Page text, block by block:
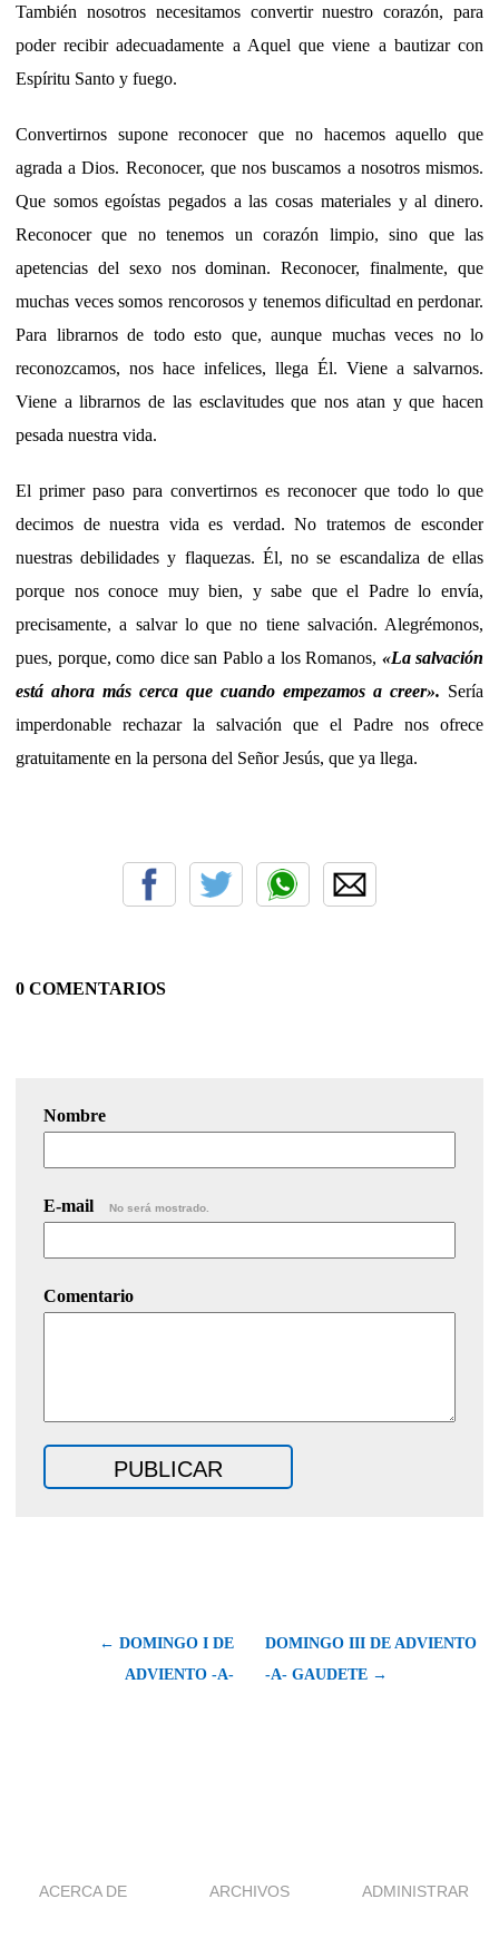
También nosotros necesitamos convertir nuestro corazón, para
poder recibir adecuadamente a Aquel que viene a bautizar con
Espíritu Santo y fuego.
Convertirnos supone reconocer que no hacemos aquello que
agrada a Dios. Reconocer, que nos buscamos a nosotros mismos.
Que somos egoístas pegados a las cosas materiales y al dinero.
Reconocer que no tenemos un corazón limpio, sino que las
apetencias del sexo nos dominan. Reconocer, finalmente, que
muchas veces somos rencorosos y tenemos dificultad en perdonar.
Para librarnos de todo esto que, aunque muchas veces no lo
reconozcamos, nos hace infelices, llega Él. Viene a salvarnos.
Viene a librarnos de las esclavitudes que nos atan y que hacen
pesada nuestra vida.
El primer paso para convertirnos es reconocer que todo lo que
decimos de nuestra vida es verdad. No tratemos de esconder
nuestras debilidades y flaquezas. Él, no se escandaliza de ellas
porque nos conoce muy bien, y sabe que el Padre lo envía,
precisamente, a salvar lo que no tiene salvación. Alegrémonos,
pues, porque, como dice san Pablo a los Romanos, «La salvación
está ahora más cerca que cuando empezamos a creer». Sería
imperdonable rechazar la salvación que el Padre nos ofrece
gratuitamente en la persona del Señor Jesús, que ya llega.
0 COMENTARIOS
Nombre
E-mail No será mostrado.
Comentario
← DOMINGO I DE
ADVIENTO -A-
DOMINGO III DE ADVIENTO
-A- GAUDETE →
ACERCA DE ARCHIVOS ADMINISTRAR